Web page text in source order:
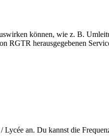
können, wie z. B.
RGTR herausgegebenen
an. Du kannst die